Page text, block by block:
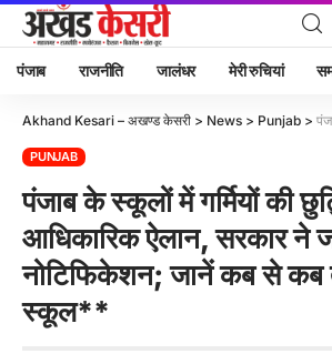
पंजाब राजनीति जालंधर मेरी रुचियां
Akhand Kesari – अखण्ड केसरी > News > Punjab > पंजाब के
PUNJAB
पंजाब के स्कूलों में गर्मियों की
आधिकारिक ऐलान, सरकार ने
नोटिफिकेशन; जानें कब से कब
स्कूल**